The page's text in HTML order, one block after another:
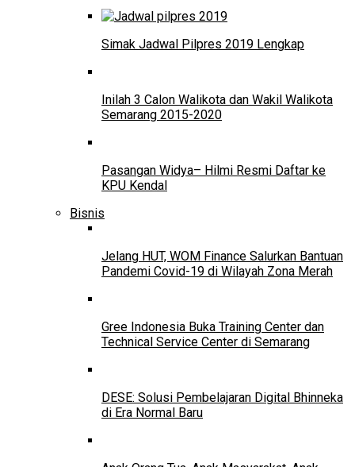
Simak Jadwal Pilpres 2019 Lengkap
Inilah 3 Calon Walikota dan Wakil Walikota
Semarang 2015-2020
Pasangan Widya– Hilmi Resmi Daftar ke
KPU Kendal
Bisnis
Jelang HUT, WOM Finance Salurkan Bantuan
Pandemi Covid-19 di Wilayah Zona Merah
Gree Indonesia Buka Training Center dan
Technical Service Center di Semarang
DESE: Solusi Pembelajaran Digital Bhinneka
di Era Normal Baru